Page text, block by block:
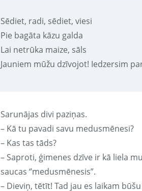
Sēdiet, radi, sēdiet, viesi
Pie bagāta kāzu galda
Lai netrūka maize, sāls
Jauniem mūžu dzīvojot! Iedzersim
Sarunājas divi paziņas.
– Kā tu pavadi savu medusmēnesi?
– Kas tas tāds?
– Saproti, ģimenes dzīve ir kā liela
saucas ‘’medusmēnesis”.
– Dieviņ, tētīt! Tad jau es laikam